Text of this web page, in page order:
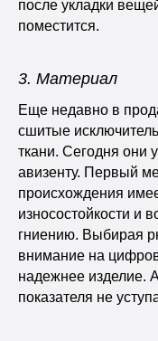
после укладки
поместится.
3. Материал
Еще недавно в
сшитые
ткани. Сегодня они
авизенту. Первый
происхождения
износостойкости и
гниению. Выбирая
внимание на
надежнее изделие.
показателя не